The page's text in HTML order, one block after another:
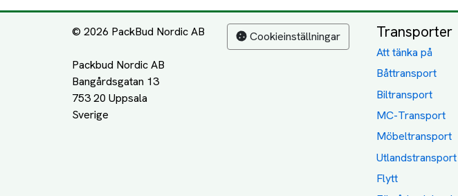
© 2026 PackBud Nordic AB
Packbud Nordic AB
Bangårdsgatan 13
753 20 Uppsala
Cookieinställningar Transporter
Att tänka på
Båttransport
Biltransport
MC-Transport
Möbeltransport
Utlandstransport
Flytt